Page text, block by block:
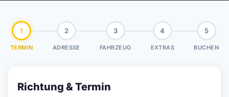
1
TERMIN
2
ADRESSE
3
FAHRZEUG
4
EXTRAS
5
BUCHEN
Richtung & Termin